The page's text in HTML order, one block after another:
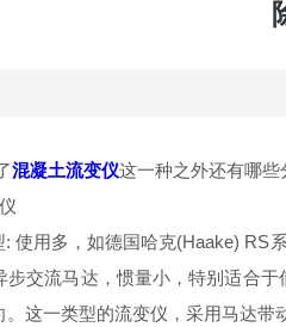
混凝土流变仪这一种之外还有哪些
用多，如德国哈克(Haake) RS系
步交流马达，惯量小，特别适合
这一类型的流变仪，采用马达